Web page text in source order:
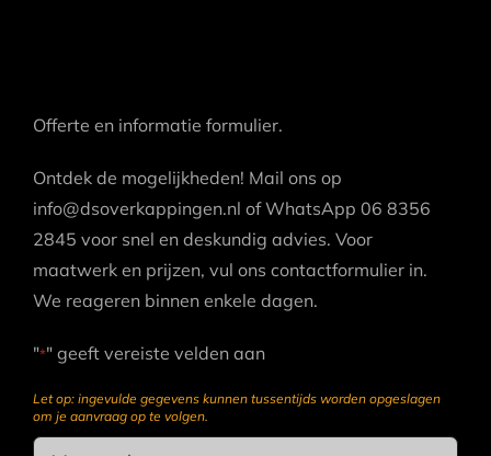
Offerte en informatie formulier.
Ontdek de mogelijkheden! Mail ons op
info@dsoverkappingen.nl of WhatsApp 06 8356
2845 voor snel en deskundig advies. Voor
maatwerk en prijzen, vul ons contactformulier in.
We reageren binnen enkele dagen.
"*" geeft vereiste velden aan
Let op: ingevulde gegevens kunnen tussentijds worden opgeslagen
om je aanvraag op te volgen.
Name